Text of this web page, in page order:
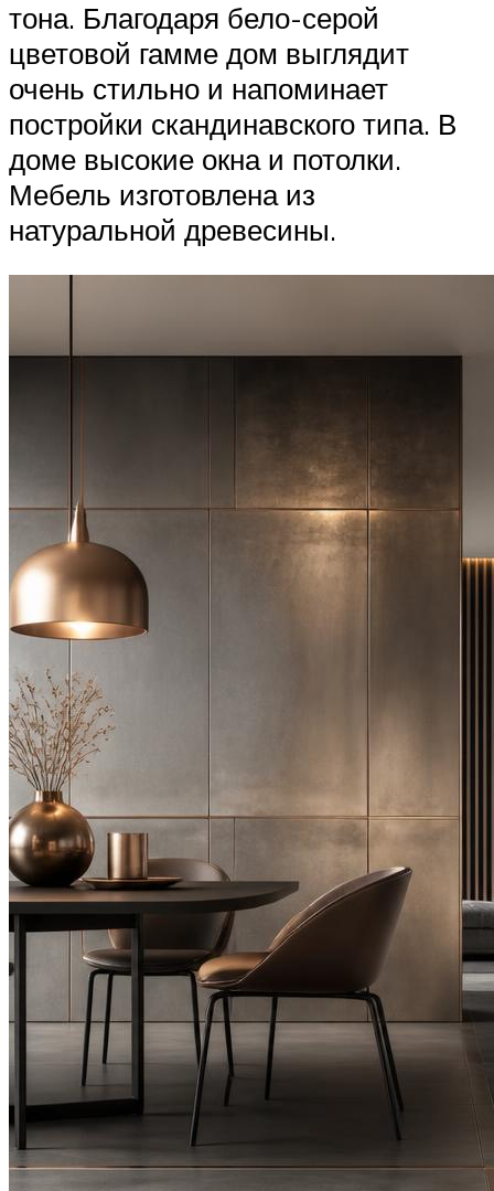
тона. Благодаря бело-серой
цветовой гамме дом выглядит
очень стильно и напоминает
постройки скандинавского типа. В
доме высокие окна и потолки.
Мебель изготовлена из
натуральной древесины.